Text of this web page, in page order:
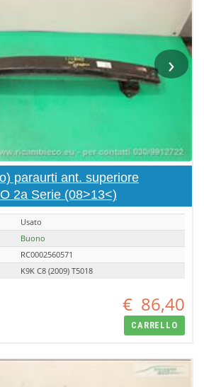
›
paraurti ant. superiore
2a Serie (08>13<)
Usato
Buono
RC0002560571
K9K C8 (2009) T5018
€ 86,40
CARRELLO